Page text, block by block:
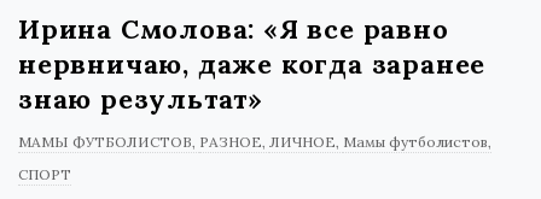
Ирина Смолова: «Я все равно
нервничаю, даже когда заранее
знаю результат»
МАМЫ ФУТБОЛИСТОВ РАЗНОЕ ЛИЧНОЕ Мамы футболистов
СПОРТ